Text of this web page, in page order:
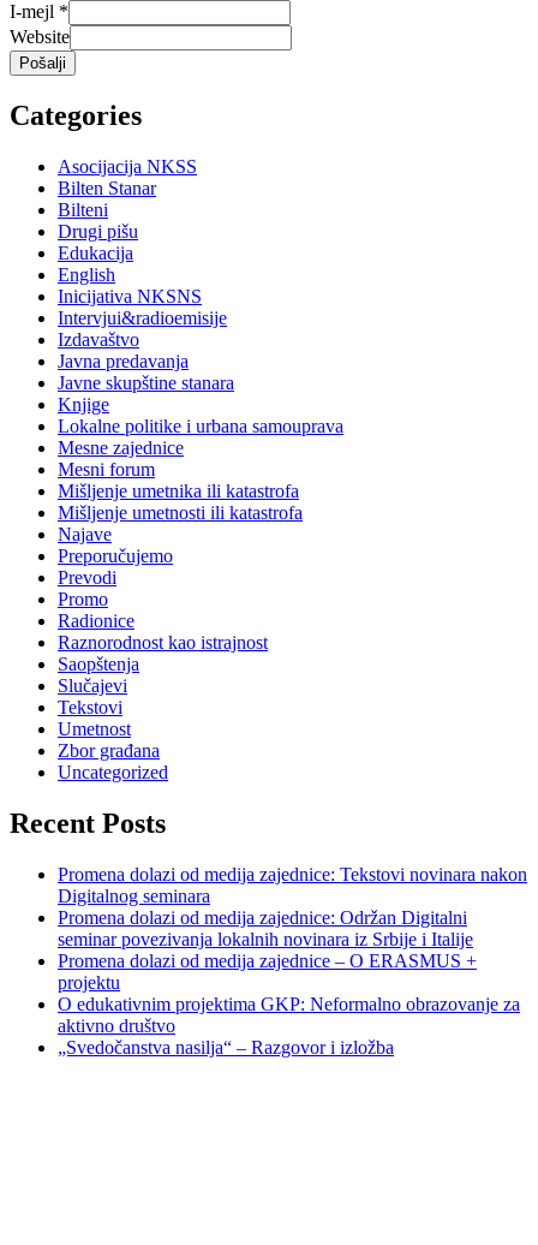
I-mejl *
Website
Pošalji
Categories
Asocijacija NKSS
Bilten Stanar
Bilteni
Drugi pišu
Edukacija
English
Inicijativa NKSNS
Intervjui&radioemisije
Izdavaštvo
Javna predavanja
Javne skupštine stanara
Knjige
Lokalne politike i urbana samouprava
Mesne zajednice
Mesni forum
Mišljenje umetnika ili katastrofa
Mišljenje umetnosti ili katastrofa
Najave
Preporučujemo
Prevodi
Promo
Radionice
Raznorodnost kao istrajnost
Saopštenja
Slučajevi
Tekstovi
Umetnost
Zbor građana
Uncategorized
Recent Posts
Promena dolazi od medija zajednice: Tekstovi novinara nakon
Digitalnog seminara
Promena dolazi od medija zajednice: Održan Digitalni
seminar povezivanja lokalnih novinara iz Srbije i Italije
Promena dolazi od medija zajednice – O ERASMUS +
projektu
O edukativnim projektima GKP: Neformalno obrazovanje za
aktivno društvo
„Svedočanstva nasilja“ – Razgovor i izložba